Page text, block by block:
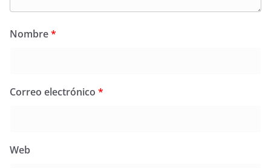
Nombre*
Correo electrónico *
Web